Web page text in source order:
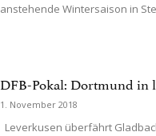
anstehende Wintersaison in
DFB-Pokal: Dortmund in
1. November 2018
Leverkusen überfährt